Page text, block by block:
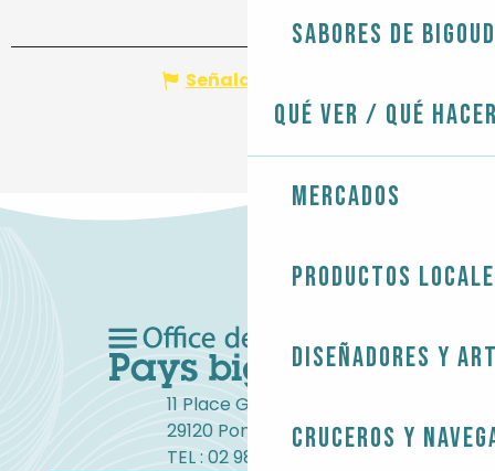
Sabores de
Qué ver / Qué
Mercados
Productos
Diseñadores y
Cruceros y
Señalar un error
11 Place Gambetta
29120 Pont-l'Abbé
TEL : 02 98 82 37 99